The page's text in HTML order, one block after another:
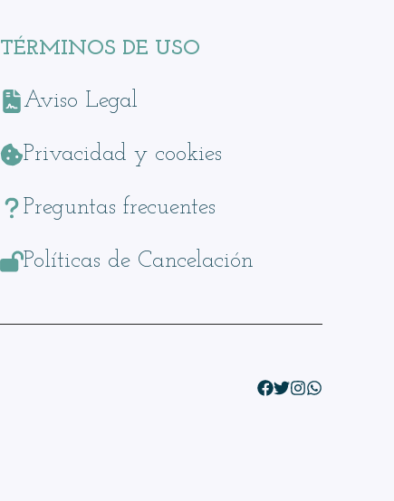
TÉRMINOS DE USO
Aviso Legal
Privacidad y cookies
Preguntas frecuentes
Políticas de Cancelación